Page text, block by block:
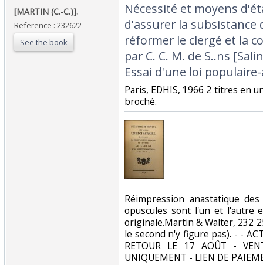
‎[MARTIN (C.-C.)].‎
Reference : 232622
See the book
‎Nécessité et moyens
d'assurer la subsistance
réformer le clergé et la
par C. C. M. de S..ns
Essai d'une loi
‎Paris, EDHIS, 1966 2 titres en
broché. ‎
‎Réimpression anastatique
opuscules sont l'un et l'autre
originale.Martin & Walter, 232
le second n'y figure pas). - -
RETOUR LE 17 AOÛT -
UNIQUEMENT - LIEN DE